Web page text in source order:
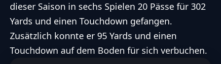
dieser Saison in sechs Spielen 20 Pässe für 302
Yards und einen Touchdown gefangen.
Zusätzlich konnte er 95 Yards und einen
Touchdown auf dem Boden für sich verbuchen.